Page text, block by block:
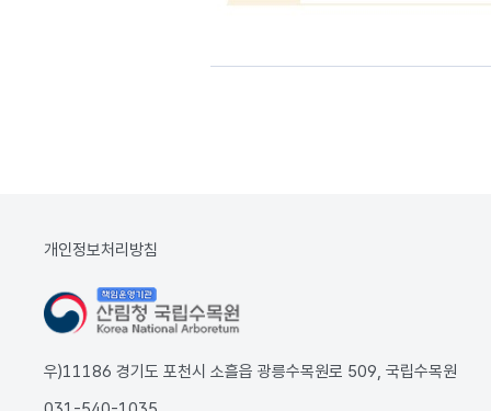
개인정보처리방침
우)11186 경기도 포천시 소흘읍 광릉수목원로 509, 국립수목원